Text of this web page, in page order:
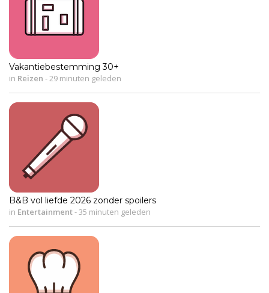
Vakantiebestemming 30+
in Reizen -29 minuten geleden
B&B vol liefde 2026 zonder spoilers
in Entertainment-35 minuten geleden